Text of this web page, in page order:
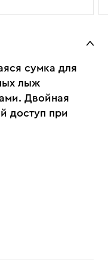
сумка для
лыж
Двойная
доступ при